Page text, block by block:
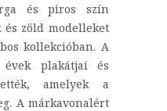
és piros szín
zöld modelleket
kollekcióban. A
plakátjai és
amelyek a
A márkavonalért